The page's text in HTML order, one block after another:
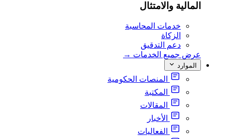
المالية والامتثال
خدمات المحاسبة
الزكاة
دعم التدقيق
عرض جميع الخدمات →
الموارد
المنصات الحكومية
المكتبة
المقالات
الأخبار
الفعاليات